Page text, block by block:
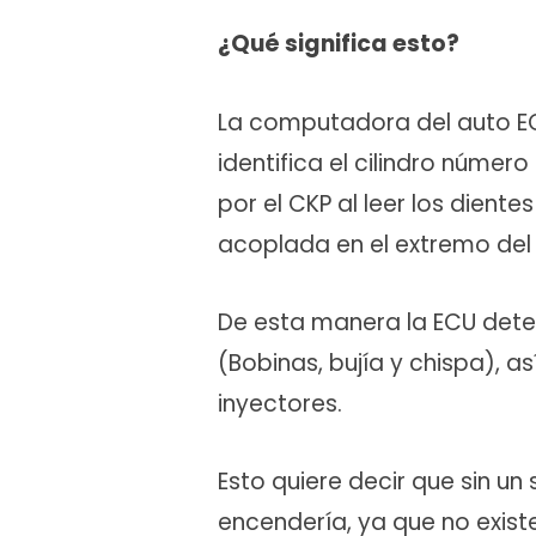
¿Qué significa esto?
La computadora del auto
identifica el cilindro
por el CKP al leer los
acoplada en el extremo
De esta manera la ECU
(Bobinas, bujía y chispa),
inyectores.
Esto quiere decir que sin
encendería, ya que no